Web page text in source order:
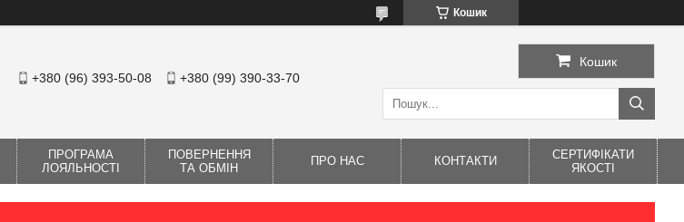
Кошик
+380 (96) 393-50-08 +380 (99) 390-33-70
Кошик
ПРОГРАМА
ЛОЯЛЬНОСТІ
ПОВЕРНЕННЯ
ТА ОБМІН
ПРО НАС КОНТАКТИ
СЕРТИФІКАТИ
ЯКОСТІ